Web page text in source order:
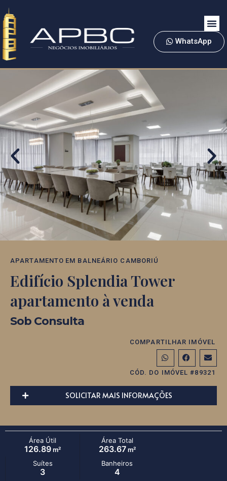
WhatsApp
APARTAMENTO EM BALNEÁRIO CAMBORIÚ
Edifício Splendia Tower
apartamento à venda
Sob Consulta
COMPARTILHAR IMÓVEL
CÓD. DO IMÓVEL #89321
SOLICITAR MAIS INFORMAÇÕES
Área Útil
126.89m²
Área Total
263.67m²
Suítes
3
Banheiros
4